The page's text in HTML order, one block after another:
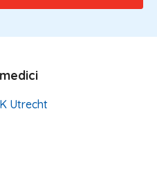
Utrecht